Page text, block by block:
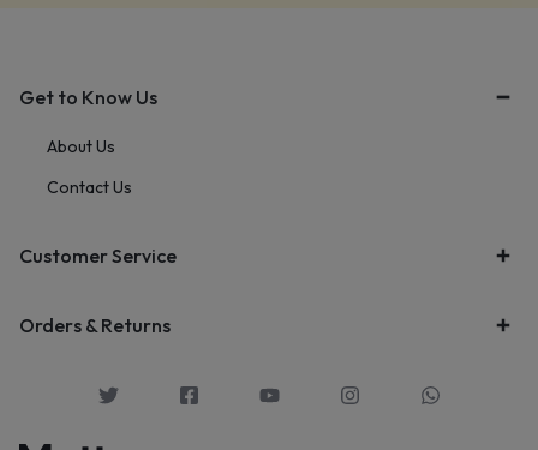
Get to Know Us
About Us
Contact Us
Customer Service
Orders & Returns